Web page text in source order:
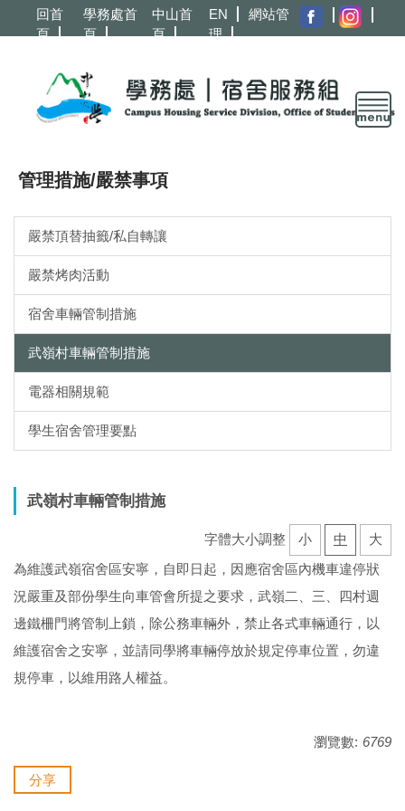
到
回首
頁
學務處首
頁
中山首
頁
EN
網站管
理
管理措施/嚴禁事項
嚴禁頂替抽籤/私自轉讓
嚴禁烤肉活動
宿舍車輛管制措施
武嶺村車輛管制措施
電器相關規範
學生宿舍管理要點
武嶺村車輛管制措施
字體大小調整 小 中
大
為維護武嶺宿舍區安寧，自即日起，因應宿舍區內機車違停狀
況嚴重及部份學生向車管會所提之要求，武嶺二、三、四村週
邊鐵柵門將管制上鎖，除公務車輛外，禁止各式車輛通行，以
維護宿舍之安寧，並請同學將車輛停放於規定停車位置，勿違
規停車，以維用路人權益。
瀏覽數: 6769
分享